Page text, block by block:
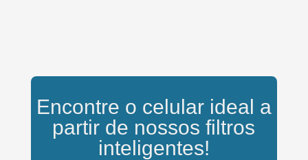
Encontre o celular ideal a
partir de nossos filtros
inteligentes!